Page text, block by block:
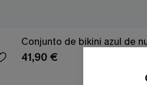
Conjunto de bikini azul de
41,90 €